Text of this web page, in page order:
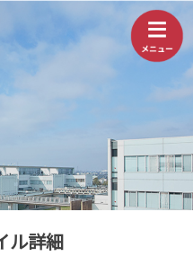
ル詳細